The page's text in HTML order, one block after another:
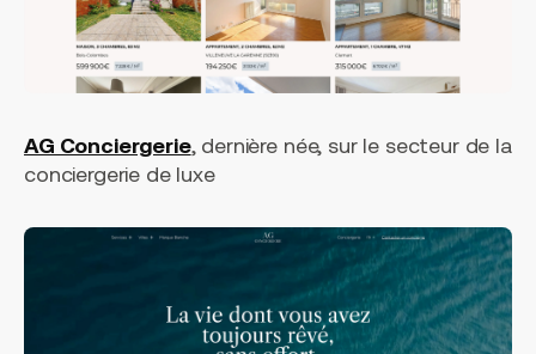
AG Conciergerie, dernière née, sur le secteur de la
conciergerie de luxe